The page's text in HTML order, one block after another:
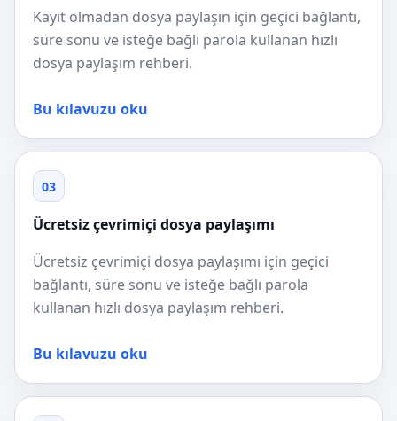
Kayıt olmadan dosya paylaşın için geçici bağlantı,
süre sonu ve isteğe bağlı parola kullanan hızlı
dosya paylaşım rehberi.
Bu kılavuzu oku
03
Ücretsiz çevrimiçi dosya paylaşımı
Ücretsiz çevrimiçi dosya paylaşımı için geçici
bağlantı, süre sonu ve isteğe bağlı parola
kullanan hızlı dosya paylaşım rehberi.
Bu kılavuzu oku